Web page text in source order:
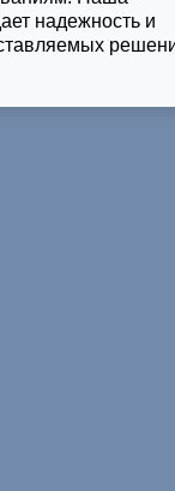
надежность и